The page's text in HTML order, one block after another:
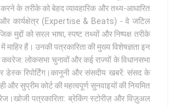
के तरीके को बेहद व्यावहारिक और तथ्य-आधारित
और कार्यक्षेत्र (Expertise & Beats) - वे जटिल
मुद्दों को सरल भाषा, स्पष्ट तथ्यों और निष्पक्ष तरीके
माहिर हैं। उनकी पत्रकारिता की मुख्य विशेषज्ञता इन
कवरेज: लोकसभा चुनावों और कई राज्यों के विधानसभा
डेस्क रिपोर्टिंग।कानूनी और संसदीय खबरें: संसद के
और सुप्रीम कोर्ट की महत्वपूर्ण सुनवाइयों की नियमित
पत्रकारिता: ब्रेकिंग स्टोरीज़ और विज़ुअल